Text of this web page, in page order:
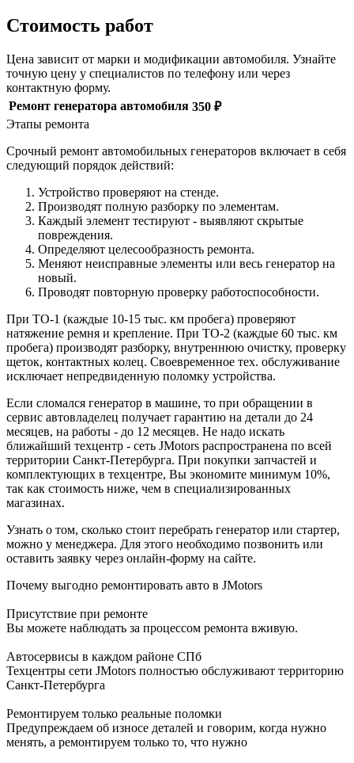
Стоимость работ
Цена зависит от марки и модификации автомобиля. Узнайте
точную цену у специалистов по телефону или через
контактную форму.
Ремонт генератора автомобиля 350 ₽
Этапы ремонта
Срочный ремонт автомобильных генераторов включает в себя
следующий порядок действий:
Устройство проверяют на стенде.
Производят полную разборку по элементам.
Каждый элемент тестируют - выявляют скрытые
повреждения.
Определяют целесообразность ремонта.
Меняют неисправные элементы или весь генератор на
новый.
Проводят повторную проверку работоспособности.
При ТО-1 (каждые 10-15 тыс. км пробега) проверяют
натяжение ремня и крепление. При ТО-2 (каждые 60 тыс. км
пробега) производят разборку, внутреннюю очистку, проверку
щеток, контактных колец. Своевременное тех. обслуживание
исключает непредвиденную поломку устройства.
Если сломался генератор в машине, то при обращении в
сервис автовладелец получает гарантию на детали до 24
месяцев, на работы - до 12 месяцев. Не надо искать
ближайший техцентр - сеть JMotors распространена по всей
территории Санкт-Петербурга. При покупки запчастей и
комплектующих в техцентре, Вы экономите минимум 10%,
так как стоимость ниже, чем в специализированных
магазинах.
Узнать о том, сколько стоит перебрать генератор или стартер,
можно у менеджера. Для этого необходимо позвонить или
оставить заявку через онлайн-форму на сайте.
Почему выгодно ремонтировать авто в JMotors
Присутствие при ремонте
Вы можете наблюдать за процессом ремонта вживую.
Автосервисы в каждом районе СПб
Техцентры сети JMotors полностью обслуживают территорию
Санкт-Петербурга
Ремонтируем только реальные поломки
Предупреждаем об износе деталей и говорим, когда нужно
менять, а ремонтируем только то, что нужно